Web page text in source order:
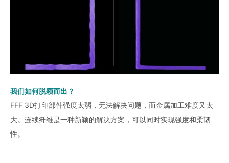
我们如何脱颖而出？
FFF 3D打印部件强度太弱，无法解决问题，而金属加工难度又太
大。连续纤维是一种新颖的解决方案，可以同时实现强度和柔韧
性。